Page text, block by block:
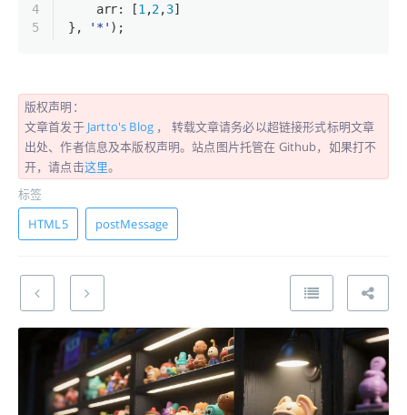
4
5
    arr: [
1,2,3]
},
'*' );
版权声明：
文章首发于 Jartto's Blog ， 转载文章请务必以超链接形式标明文章
出处、作者信息及本版权声明。站点图片托管在 Github，如果打不
开，请点击这里。
标签
HTML5
postMessage